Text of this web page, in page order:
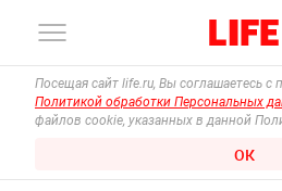
Посещая сайт life.ru, Вы соглашаетесь с
Политикой обработки Персональных
файлов cookie, указанных в данной
ОК